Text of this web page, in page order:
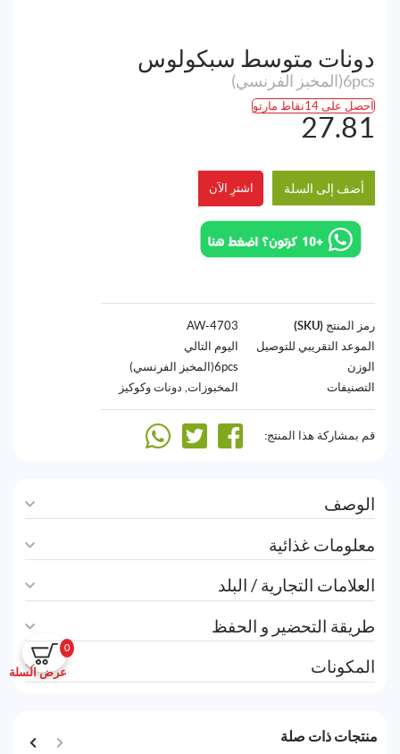
0
عرض السلة
دونات متوسط سبكولوس
6pcs(المخبز الفرنسي)
احصل على 14نقاط مارتو
27.81
أضف إلى السلة اشترِ الآن
رمز المنتج (SKU)
4703-AW
الموعد التقريبي للتوصيل
اليوم التالي
الوزن
6pcs(المخبز الفرنسي)
التصنيفات
المخبوزات, دونات وكوكيز
قم بمشاركة هذا المنتج:
الوصف
معلومات غذائية
العلامات التجارية / البلد
طريقة التحضير و الحفظ
المكونات
منتجات ذات صلة